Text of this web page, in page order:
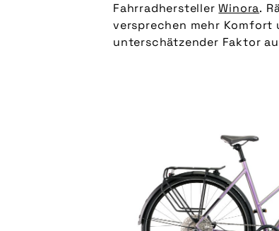
FahrradherstellerWinora.
versprechen mehr
unterschätzender Faktor
der